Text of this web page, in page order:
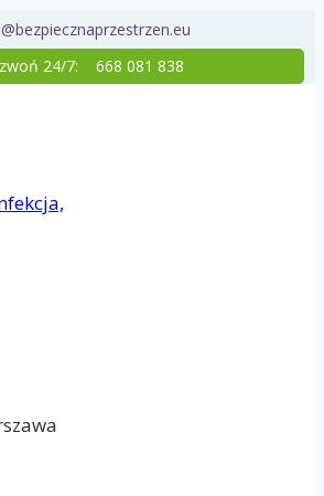
24/7:
668 081 838